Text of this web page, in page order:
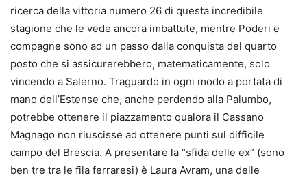
ricerca della vittoria numero 26 di questa incredibile
stagione che le vede ancora imbattute, mentre Poderi e
compagne sono ad un passo dalla conquista del quarto
posto che si assicurerebbero, matematicamente, solo
vincendo a Salerno. Traguardo in ogni modo a portata di
mano dell’Estense che, anche perdendo alla Palumbo,
potrebbe ottenere il piazzamento qualora il Cassano
Magnago non riuscisse ad ottenere punti sul difficile
campo del Brescia. A presentare la “sfida delle ex” (sono
ben tre tra le fila ferraresi) è Laura Avram, una delle